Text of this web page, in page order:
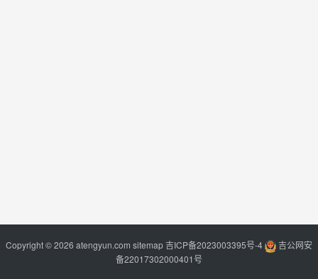
Copyright © 2026 atengyun.com sitemap吉ICP备2023003395号-4
吉公网安
备22017302000401号